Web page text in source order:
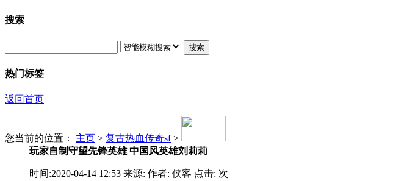
搜索
搜索
热门标签
返回首页
您当前的位置： 主页 > 复古热血传奇sf>
玩家自制守望先锋英雄 中国风英雄刘莉莉
时间:2020-04-14 12:53 来源: 作者: 侠客 点击: 次